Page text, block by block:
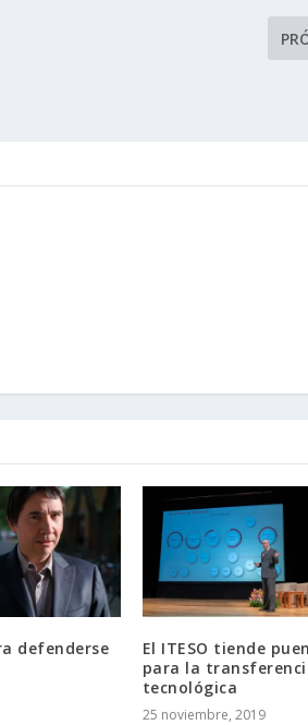
defenderse
El ITESO tiende
para la
tecnológica
25 noviembre, 2019